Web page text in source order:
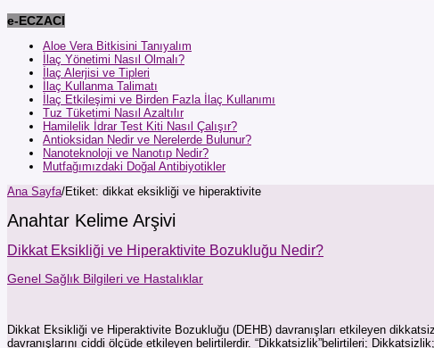
e-ECZACI
Aloe Vera Bitkisini Tanıyalım
İlaç Yönetimi Nasıl Olmalı?
İlaç Alerjisi ve Tipleri
İlaç Kullanma Talimatı
İlaç Etkileşimi ve Birden Fazla İlaç Kullanımı
Tuz Tüketimi Nasıl Azaltılır
Hamilelik İdrar Test Kiti Nasıl Çalışır?
Antioksidan Nedir ve Nerelerde Bulunur?
Nanoteknoloji ve Nanotıp Nedir?
Mutfağımızdaki Doğal Antibiyotikler
Ana Sayfa/Etiket: dikkat eksikliği ve hiperaktivite
Anahtar Kelime Arşivi
Dikkat Eksikliği ve Hiperaktivite Bozukluğu Nedir?
Genel Sağlık Bilgileri ve Hastalıklar
Dikkat Eksikliği ve Hiperaktivite Bozukluğu (DEHB) davranışları etkileyen
davranışlarını ciddi ölçüde etkileyen belirtilerdir. “Dikkatsizlik”belirtileri;